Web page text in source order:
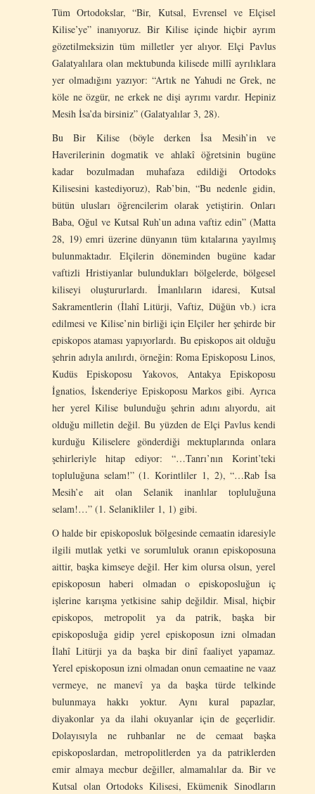
Tüm Ortodokslar, “Bir, Kutsal, Evrensel ve Elçisel
Kilise’ye” inanıyoruz. Bir Kilise içinde hiçbir ayrım
gözetilmeksizin tüm milletler yer alıyor. Elçi Pavlus
Galatyalılara olan mektubunda kilisede millî ayrılıklara
yer olmadığını yazıyor: “Artık ne Yahudi ne Grek, ne
köle ne özgür, ne erkek ne dişi ayrımı vardır. Hepiniz
Mesih İsa’da birsiniz” (Galatyalılar 3, 28).
Bu Bir Kilise (böyle derken İsa Mesih’in ve
Haverilerinin dogmatik ve ahlakî öğretsinin bugüne
kadar bozulmadan muhafaza edildiği Ortodoks
Kilisesini kastediyoruz), Rab’bin, “Bu nedenle gidin,
bütün ulusları öğrencilerim olarak yetiştirin. Onları
Baba, Oğul ve Kutsal Ruh’un adına vaftiz edin” (Matta
28, 19) emri üzerine dünyanın tüm kıtalarına yayılmış
bulunmaktadır. Elçilerin döneminden bugüne kadar
vaftizli Hristiyanlar bulundukları bölgelerde, bölgesel
kiliseyi oluştururlardı. İmanlıların idaresi, Kutsal
Sakramentlerin (İlahî Litürji, Vaftiz, Düğün vb.) icra
edilmesi ve Kilise’nin birliği için Elçiler her şehirde bir
episkopos ataması yapıyorlardı. Bu episkopos ait olduğu
şehrin adıyla anılırdı, örneğin: Roma Episkoposu Linos,
Kudüs Episkoposu Yakovos, Antakya Episkoposu
İgnatios, İskenderiye Episkoposu Markos gibi. Ayrıca
her yerel Kilise bulunduğu şehrin adını alıyordu, ait
olduğu milletin değil. Bu yüzden de Elçi Pavlus kendi
kurduğu Kiliselere gönderdiği mektuplarında onlara
şehirleriyle hitap ediyor: “…Tanrı’nın Korint’teki
topluluğuna selam!” (1. Korintliler 1, 2), “…Rab İsa
Mesih’e ait olan Selanik inanlılar topluluğuna
selam!…” (1. Selanikliler 1, 1) gibi.
O halde bir episkoposluk bölgesinde cemaatin idaresiyle
ilgili mutlak yetki ve sorumluluk oranın episkoposuna
aittir, başka kimseye değil. Her kim olursa olsun, yerel
episkoposun haberi olmadan o episkoposluğun iç
işlerine karışma yetkisine sahip değildir. Misal, hiçbir
episkopos, metropolit ya da patrik, başka bir
episkoposluğa gidip yerel episkoposun izni olmadan
İlahî Litürji ya da başka bir dinî faaliyet yapamaz.
Yerel episkoposun izni olmadan onun cemaatine ne vaaz
vermeye, ne manevî ya da başka türde telkinde
bulunmaya hakkı yoktur. Aynı kural papazlar,
diyakonlar ya da ilahi okuyanlar için de geçerlidir.
Dolayısıyla ne ruhbanlar ne de cemaat başka
episkoposlardan, metropolitlerden ya da patriklerden
emir almaya mecbur değiller, almamalılar da. Bir ve
Kutsal olan Ortodoks Kilisesi, Ekümenik Sinodların